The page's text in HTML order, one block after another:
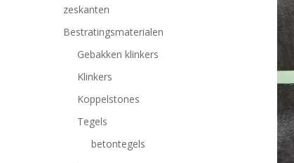
zeskanten
Bestratingsmaterialen
Gebakken klinkers
Klinkers
Koppelstones
Tegels
betontegels